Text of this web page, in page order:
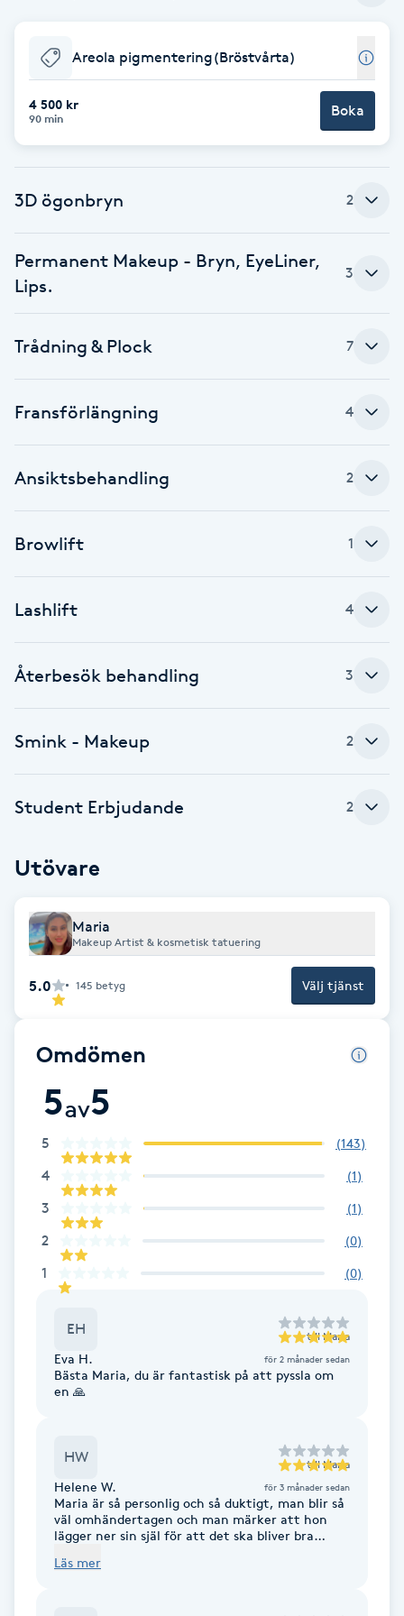
Balayage
Barnklippning
BIAB
Blowout
Bottenfärg
Brynfärgning
Brynplockning
C
Coachning
Cryoterapi
Dermapen
Diamantslipning
E
Enzympeeling
Extensions
Extensions borttagning
Eyeliner-tatuering
Face framing
Faceliftmassage
Fet hårbotten
Fibromassage
Areola pigmentering(Bröstvårta)
4 500 kr
90 min Boka
3D ögonbryn 2
Permanent Makeup - Bryn, EyeLiner,
Lips.
3
Trådning & Plock 7
Fransförlängning 4
Ansiktsbehandling 2
Browlift 1
Lashlift 4
Återbesök behandling 3
Smink - Makeup 2
Student Erbjudande 2
Utövare
Maria
Makeup Artist & kosmetisk tatuering
5.0 145 betyg Välj tjänst
Omdömen
5av5
5 (143)
4 (1)
3 (1)
2 (0)
1 (0)
EH till Maria
Eva H. för 2 månader sedan
Bästa Maria, du är fantastisk på att pyssla om
en 🙏
HW till Maria
Helene W. för 3 månader sedan
Maria är så personlig och så duktigt, man blir så
väl omhändertagen och man märker att hon
lägger ner sin själ för att det ska bliver bra
rekommenderar starkt! Resultatet är mycket
Läs mer